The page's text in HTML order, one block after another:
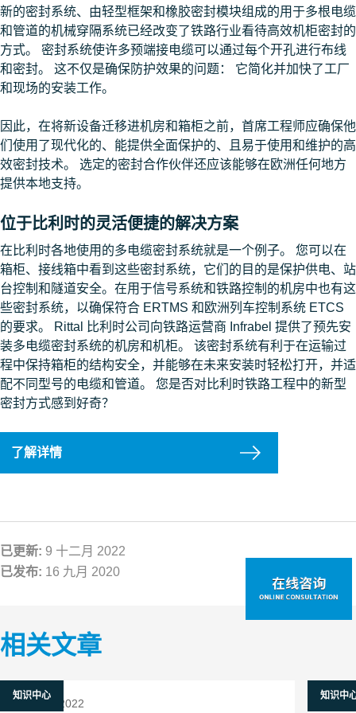
新的密封系统、由轻型框架和橡胶密封模块组成的用于多根电缆
和管道的机械穿隔系统已经改变了铁路行业看待高效机柜密封的
方式。 密封系统使许多预端接电缆可以通过每个开孔进行布线
和密封。 这不仅是确保防护效果的问题： 它简化并加快了工厂
和现场的安装工作。
因此，在将新设备迁移进机房和箱柜之前，首席工程师应确保他
们使用了现代化的、能提供全面保护的、且易于使用和维护的高
效密封技术。 选定的密封合作伙伴还应该能够在欧洲任何地方
提供本地支持。
位于比利时的灵活便捷的解决方案
在比利时各地使用的多电缆密封系统就是一个例子。 您可以在
箱柜、接线箱中看到这些密封系统，它们的目的是保护供电、站
台控制和隧道安全。在用于信号系统和铁路控制的机房中也有这
些密封系统，以确保符合 ERTMS 和欧洲列车控制系统 ETCS
的要求。 Rittal 比利时公司向铁路运营商 Infrabel 提供了预先安
装多电缆密封系统的机房和机柜。 该密封系统有利于在运输过
程中保持箱柜的结构安全，并能够在未来安装时轻松打开，并适
配不同型号的电缆和管道。 您是否对比利时铁路工程中的新型
密封方式感到好奇？
了解详情
已更新: 9 十二月 2022
已发布: 16 九月 2020
相关文章
知识中心
9 十二月 2022
知识中
9 十二